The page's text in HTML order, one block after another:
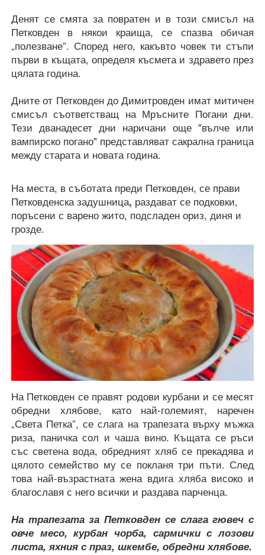
Денят се смята за повратен и в този смисъл на
Петковден в някои краища, се спазва обичая
„полезване”. Според него, какъвто човек ти стъпи
първи в къщата, определя късмета и здравето през
цялата година.
Дните от Петковден до Димитровден имат митичен
смисъл съответстващ на Мръсните Погани дни.
Тези дванадесет дни наричани още "вълче или
вампирско погано" представляват сакрална граница
между старата и новата година.
На места, в съботата преди Петковден, се прави
Петковденска задушница, раздават се подковки,
поръсени с варено жито, подсладен ориз, диня и
грозде.
На Петковден се правят родови курбани и се месят
обредни хлябове, като най-големият, наречен
„Света Петка”, се слага на трапезата върху мъжка
риза, паничка сол и чаша вино. Къщата се ръси
със светена вода, обредният хляб се прекадява и
цялото семейство му се покланя три пъти. След
това най-възрастната жена вдига хляба високо и
благославя с него всички и раздава парченца.
На трапезата за Петковден се слага гювеч с
овче месо, курбан чорба, сармички с лозови
листа, яхния с праз, шкембе, обредни хлябове.